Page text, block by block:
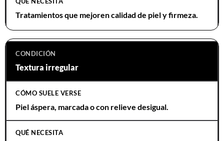
Tratamientos que mejoren calidad de piel y firmeza.
Textura irregular
Piel áspera, marcada o con relieve desigual.